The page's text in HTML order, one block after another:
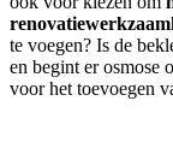
te voegen? Is de
en begint er osmose
voor het toevoegen